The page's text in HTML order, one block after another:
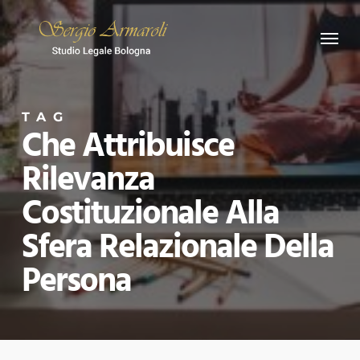
Skip
to
main
content
Menu
TAG
Che Attribuisce
Rilevanza
Costituzionale Alla
Sfera Relazionale Della
Persona